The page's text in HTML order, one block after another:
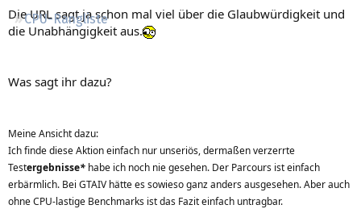
CPU-Rangliste
Die URL sagt ja schon mal viel über die Glaubwürdigkeit und
die Unabhängigkeit aus.
Was sagt ihr dazu?
Meine Ansicht dazu:
Ich finde diese Aktion einfach nur unseriös, dermaßen verzerrte
Testergebnisse* habe ich noch nie gesehen. Der Parcours ist einfach
erbärmlich. Bei GTAIV hätte es sowieso ganz anders ausgesehen. Aber auch
ohne CPU-lastige Benchmarks ist das Fazit einfach untragbar.